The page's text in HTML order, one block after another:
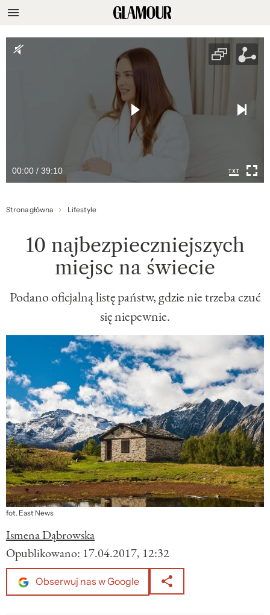
00:00 / 39:10
Strona główna Lifestyle
10 najbezpieczniejszych
miejsc na świecie
Podano oficjalną listę państw, gdzie nie trzeba czuć
się niepewnie.
fot. East News
Ismena Dąbrowska
Opublikowano: 17.04.2017, 12:32
Obserwuj nas w Google